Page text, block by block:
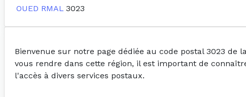
OUED RMAL 3023
Bienvenue sur notre page dédiée au code postal 3023 de
vous rendre dans cette région, il est important de
l'accès à divers services postaux.